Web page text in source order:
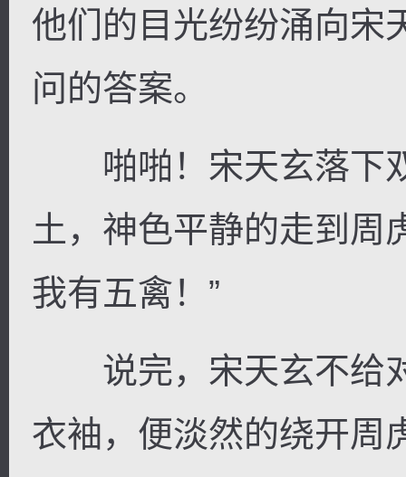
他们的目光纷纷涌向宋
问的答案。
啪啪！宋天玄落下
土，神色平静的走到周
我有五禽！”
说完，宋天玄不给
衣袖，便淡然的绕开周